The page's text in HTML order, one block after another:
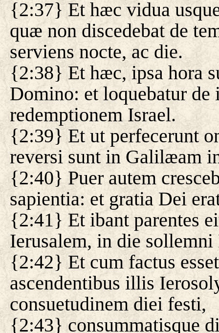
{2:37} Et hæc vidua
quæ non discedebat de
serviens nocte, ac die.
{2:38} Et hæc, ipsa hora
Domino: et loquebatur
redemptionem Israel.
{2:39} Et ut perfecerunt
reversi sunt in Galilæam
{2:40} Puer autem
sapientia: et gratia Dei
{2:41} Et ibant parentes
Ierusalem, in die sollemni
{2:42} Et cum factus
ascendentibus illis
consuetudinem diei festi,
{2:43} consummatisque